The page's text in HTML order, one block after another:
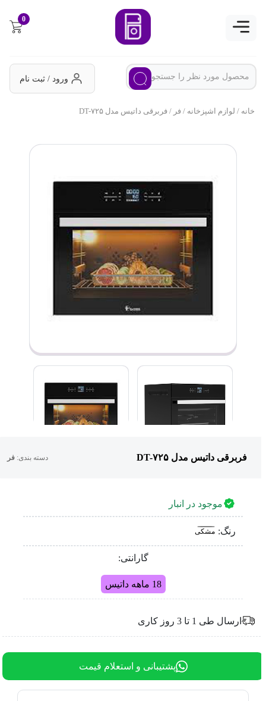
0
ورود / ثبت نام
خانه/ لوازم اشپزخانه/ فر/ فربرقی داتیس مدل DT-۷۲۵
فربرقی داتیس مدل DT-۷۲۵ دسته بندی:فر
موجود در انبار
رنگ: مشکی
گارانتی:
18 ماهه داتیس
ارسال طی 1 تا 3 روز کاری
پشتیبانی و استعلام قیمت